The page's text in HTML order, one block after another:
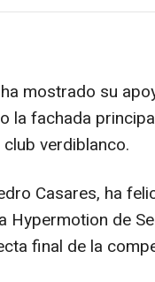
mostrado su
la fachada
verdiblanco.
Casares, ha
Hypermotion de
final de la